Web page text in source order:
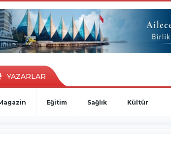
YAZARLAR
Eğitim Sağlık Kültür